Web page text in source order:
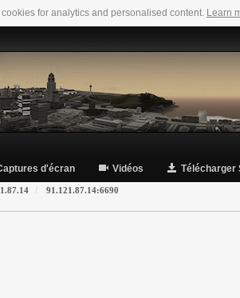
for analytics and personalised content. Learn
d'écran Vidéos Télécharger
91.121.87.14:6690